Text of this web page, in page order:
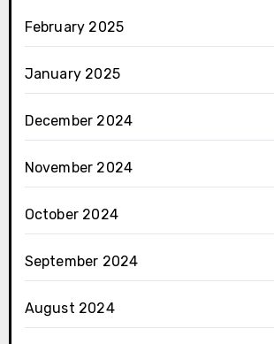
February 2025
January 2025
December 2024
November 2024
October 2024
September 2024
August 2024